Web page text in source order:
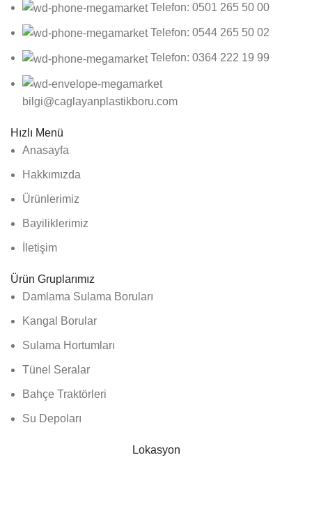
Telefon: 0501 265 50 00
Telefon: 0544 265 50 02
Telefon: 0364 222 19 99
bilgi@caglayanplastikboru.com
Hızlı Menü
Anasayfa
Hakkımızda
Ürünlerimiz
Bayiliklerimiz
İletişim
Ürün Gruplarımız
Damlama Sulama Boruları
Kangal Borular
Sulama Hortumları
Tünel Seralar
Bahçe Traktörleri
Su Depoları
Lokasyon